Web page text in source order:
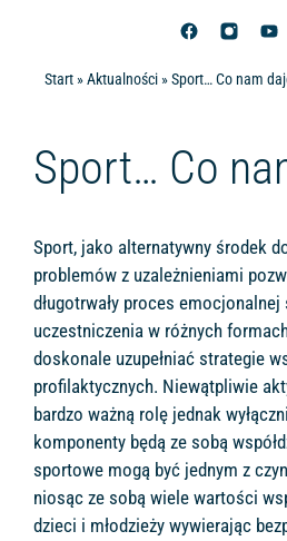
Start »Aktualności »Sport… Co nam
Sport… Co
Sport, jako alternatywny środek
problemów z uzależnieniami
długotrwały proces
uczestniczenia w różnych
doskonale uzupełniać strategie
profilaktycznych. Niewątpliwie
bardzo ważną rolę jednak
komponenty będą ze sobą
sportowe mogą być jednym z
niosąc ze sobą wiele wartości
dzieci i młodzieży wywierając